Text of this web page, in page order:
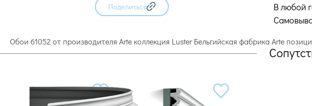
Поделиться
В любой
Обои 61052 от производителя Arte коллекция Luster Бельгийская фабрика Arte